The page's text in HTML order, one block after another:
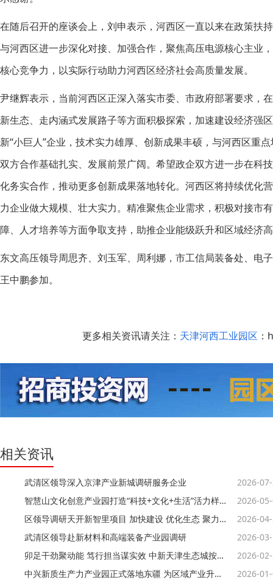
在随后召开的座谈会上，刘申表示，河西区一直以来在政策扶
与河西区进一步深化对接、加强合作，聚焦高压电源核心主业
核心竞争力，以实际行动助力河西区经济社会高质量发展。
尹继辉表示，当前河西区正深入落实市委、市政府部署要求，
新生态、走内涵式发展路子等方面积极探索，加速建设经济强
新“小巨人”企业，技术实力雄厚、创新成果丰硕，与河西区重
双方合作基础扎实、发展前景广阔。希望政企双方进一步在科
化务实合作，推动更多创新成果落地转化。河西区将持续优化
力企业做大规模、壮大实力。精准聚焦企业需求，积极对接市
障、人才培养等方面争取支持，助推企业能级跃升和区域经济
东文高压领导周思齐、刘玉军、周利娜，市工信局装备处、电
王中鹏参加。
更多相关资讯请关注： 天津河西工业园区
相关资讯
武清区领导深入京津产业新城调研服务企业
2026-
智慧山文化创意产业园打造“科技+文化+生活”活力样本
2026-
区领导调研天开新智里项目 加快建设 优化生态 聚力打造科创承接平台
2026-
武清区领导赴新材料和高端装备产业园调研
2026-
卯足干劲聚动能 笃行担当谋实效 中新天津生态城按下高质量发展“加速键”
2026-
中兴新质生产力产业园正式落地东疆 为区域产业升级注入强劲动能
2026-